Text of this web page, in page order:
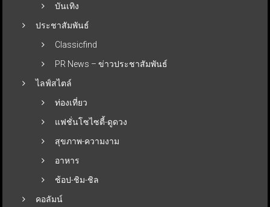
บันเทิง
ประชาสัมพันธ์
Classicfind
PR News – ข่าวประชาสัมพันธ์
ไลฟ์สไตล์
ท่องเที่ยว
แฟชั่นโซไซตี้-ดูดวง
สุขภาพ-ความงาม
อาหาร
ช้อป-ชิม-ชิล
คอลัมน์